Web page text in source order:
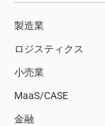
製造業
ロジスティクス
小売業
MaaS/CASE
金融